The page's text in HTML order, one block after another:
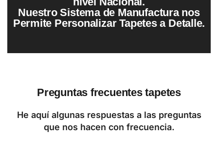
Nuestro Sistema de Manufactura nos
Permite Personalizar Tapetes a Detalle.
Preguntas frecuentes tapetes
He aquí algunas respuestas a las preguntas
que nos hacen con frecuencia.